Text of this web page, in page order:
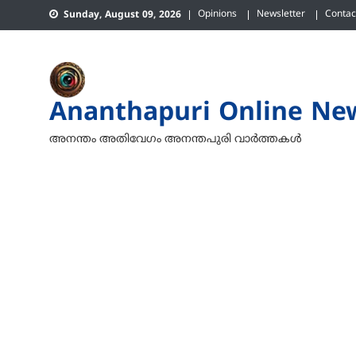
to
Sunday, August 09, 2026 Opinions Newsletter
Ananthapuri Online
അനന്തം അതിവേഗം അനന്തപുരി വാര്‍ത്തകള്‍